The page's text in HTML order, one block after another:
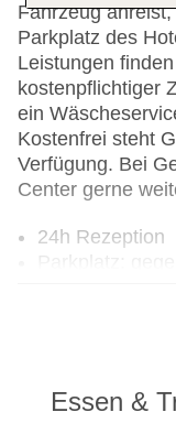
Fahrzeug
Parkplatz des
Leistungen
kostenpflichtiger
ein
Kostenfrei steht
Verfügung. Bei
Center gerne
24h Rezeption
Check-in von:
Hotelsafe
WLAN/WiFi im
Essen &